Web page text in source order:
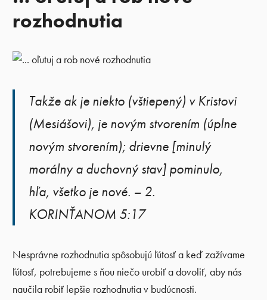
rozhodnutia
Takže ak je niekto (vštiepený) v Kristovi
(Mesiášovi), je novým stvorením (úplne
novým stvorením); drievne [minulý
morálny a duchovný stav] pominulo,
hľa, všetko je nové. – 2.
KORINŤANOM 5:17
Nesprávne rozhodnutia spôsobujú ľútosť a keď zažívame
ľútosť, potrebujeme s ňou niečo urobiť a dovoliť, aby nás
naučila robiť lepšie rozhodnutia v budúcnosti.